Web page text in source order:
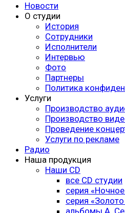
Новости
О студии
История
Сотрудники
Исполнители
Интервью
Фото
Партнеры
Политика
Услуги
Производство
Производство
Проведение
Услуги по рекламе
Радио
Наша продукция
Наши CD
все CD студии
серия
серия